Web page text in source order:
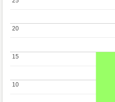
10
10
15
15
20
20